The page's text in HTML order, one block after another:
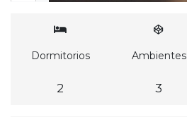
Dormitorios
2
Ambientes
3